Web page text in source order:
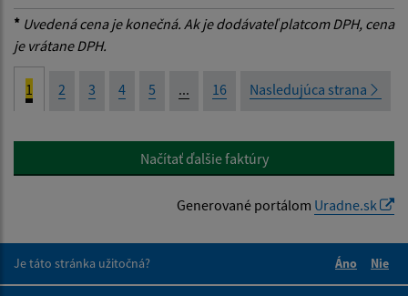
* Uvedená cena je konečná. Ak je dodávateľ platcom DPH, cena
je vrátane DPH.
1 2 3 4 5 ... 16 Nasledujúca strana
Načítať ďalšie faktúry
Generované portálom Uradne.sk
Je táto stránka užitočná?
Áno
Nie